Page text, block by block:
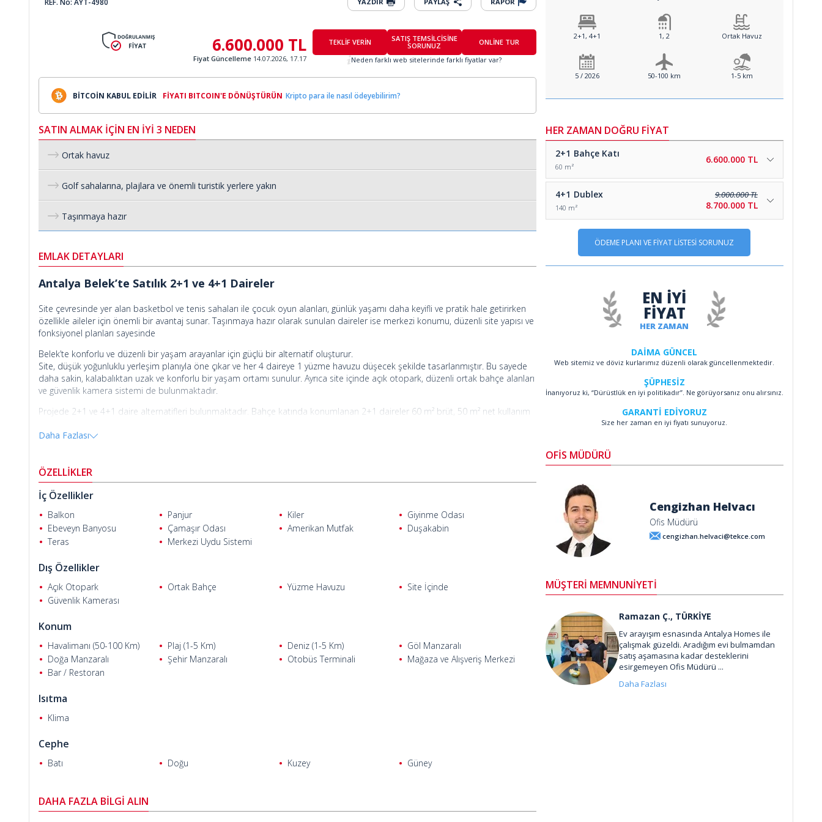
6.600.000 TL
Fiyat Güncelleme 14.07.2026, 17.17
TEKLİF VERİN
SATIŞ TEMSİLCİSİNE
SORUNUZ
ONLİNE TUR
Neden farklı web sitelerinde farklı fiyatlar var?
BİTCOİN KABUL EDİLİR FİYATI BITCOIN'E DÖNÜŞTÜRÜN Kripto para ile nasıl ödeyebilirim?
2+1, 4+1 1, 2 Ortak Havuz
5 / 2026 50-100 km 1-5 km
HER ZAMAN DOĞRU FİYAT
2+1 Bahçe Katı
60 m²
6.600.000 TL
4+1 Dublex
140 m²
9.000.000 TL
8.700.000 TL
ÖDEME PLANI VE FİYAT LİSTESİ SORUNUZ
SATIN ALMAK İÇİN EN İYİ 3 NEDEN
Ortak havuz
Golf sahalarına, plajlara ve önemli turistik yerlere yakın
Taşınmaya hazır
EMLAK DETAYLARI
Antalya Belek’te Satılık 2+1 ve 4+1 Daireler
Site çevresinde yer alan basketbol ve tenis sahaları ile çocuk oyun alanları, günlük yaşamı daha keyifli ve pratik hale getirirken
özellikle aileler için önemli bir avantaj sunar. Taşınmaya hazır olarak sunulan daireler ise merkezi konumu, düzenli site yapısı ve
fonksiyonel planları sayesinde
Belek’te konforlu ve düzenli bir yaşam arayanlar için güçlü bir alternatif oluşturur.
Site, düşük yoğunluklu yerleşim planıyla öne çıkar ve her 4 daireye 1 yüzme havuzu düşecek şekilde tasarlanmıştır. Bu sayede
daha sakin, kalabalıktan uzak ve konforlu bir yaşam ortamı sunulur. Ayrıca site içinde açık otopark, düzenli ortak bahçe alanları
ve güvenlik kamera sistemi de bulunmaktadır.
Projede 2+1 ve 4+1 daire alternatifleri bulunmaktadır. Bahçe katında konumlanan 2+1 daireler 60 m² brüt, 50 m² net kullanım
sunar. 4+1 dairelerde ebeveyn banyosu yer alırken, tüm dairelerde duşakabin, teras, Amerikan mutfak ve merkezi uydu sistemi
Belek, Antalya’nın en çok tercih edilen yaşam ve yatırım bölgelerinden biri olarak öne çıkar. Planlı şehirleşmesi, uluslararası
standartlara sahip golf sahaları ve yıl boyu süren turizm hareketliliği bölgeyi cazip kılar. Temiz plajları, gelişmiş sosyal imkânları
ve Antalya Havalimanı’na olan yakınlığı sayesinde hem yerli hem de yabancı alıcıların yoğun ilgisini çekmektedir.
Antalya Belek’te satılık daireler
, merkezi bir konumda yer almakta olup günlük ihtiyaçlara kolay erişim imkânı sunmaktadır.
Daireler; Antalya Uluslararası Havalimanı’na 35 km, The Land of Legends Tema Parkı’na 8,6 km, Belek Plajı’na 2,8 km, bölgedeki
golf sahalarına 2,2 km ve marketlere 500 m mesafededir. Ayrıca Acısu Nehri’ne yürüme mesafesinde konumlanması, doğayla iç
Daha Fazlası
ÖZELLİKLER
İç Özellikler
Balkon Panjur Kiler
Giyinme Odası
Ebeveyn Banyosu
Çamaşır Odası Amerikan Mutfak
Duşakabin
Teras
Merkezi Uydu Sistemi
Dış Özellikler
Açık Otopark Ortak Bahçe Yüzme Havuzu
Site İçinde
Güvenlik Kamerası
Konum
Havalimanı (50-100 Km) Plaj (1-5 Km) Deniz (1-5 Km)
Göl Manzaralı
Doğa Manzaralı
Şehir Manzaralı Otobüs Terminali
Mağaza ve Alışveriş Merkezi
Bar / Restoran
Isıtma
Klima
Cephe
Batı Doğu Kuzey Güney
HER ZAMAN
EN İYİ
FİYAT
DAİMA GÜNCEL
Web sitemiz ve döviz kurlarımız düzenli olarak güncellenmektedir.
ŞÜPHESİZ
İnanıyoruz ki, “Dürüstlük en iyi politikadır”. Ne görüyorsanız onu alırsınız.
GARANTİ EDİYORUZ
Size her zaman en iyi fiyatı sunuyoruz.
OFİS MÜDÜRÜ
Cengizhan Helvacı
Cengizhan Helvacı
Ofis Müdürü
cengizhan.helvaci@tekce.com
MÜŞTERİ MEMNUNİYETİ
Ramazan Ç., TÜRKİYE
Ev arayışım esnasında Antalya Homes ile
çalışmak güzeldi. Aradığım evi bulmamdan
satış aşamasına kadar desteklerini
esirgemeyen Ofis Müdürü ...
Daha Fazlası
DAHA FAZLA BİLGİ ALIN